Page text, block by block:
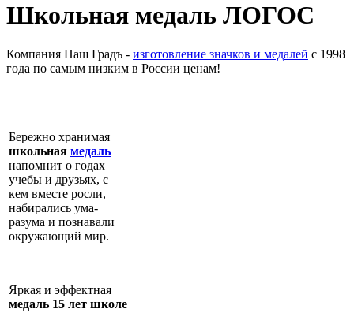
Школьная медаль ЛОГОС
Компания Наш Градъ - изготовление значков и медалей с 1998
года по самым низким в России ценам!
Бережно хранимая
школьная медаль
напомнит о годах
учебы и друзьях, с
кем вместе росли,
набирались ума-
разума и познавали
окружающий мир.
Яркая и эффектная
медаль 15 лет школе